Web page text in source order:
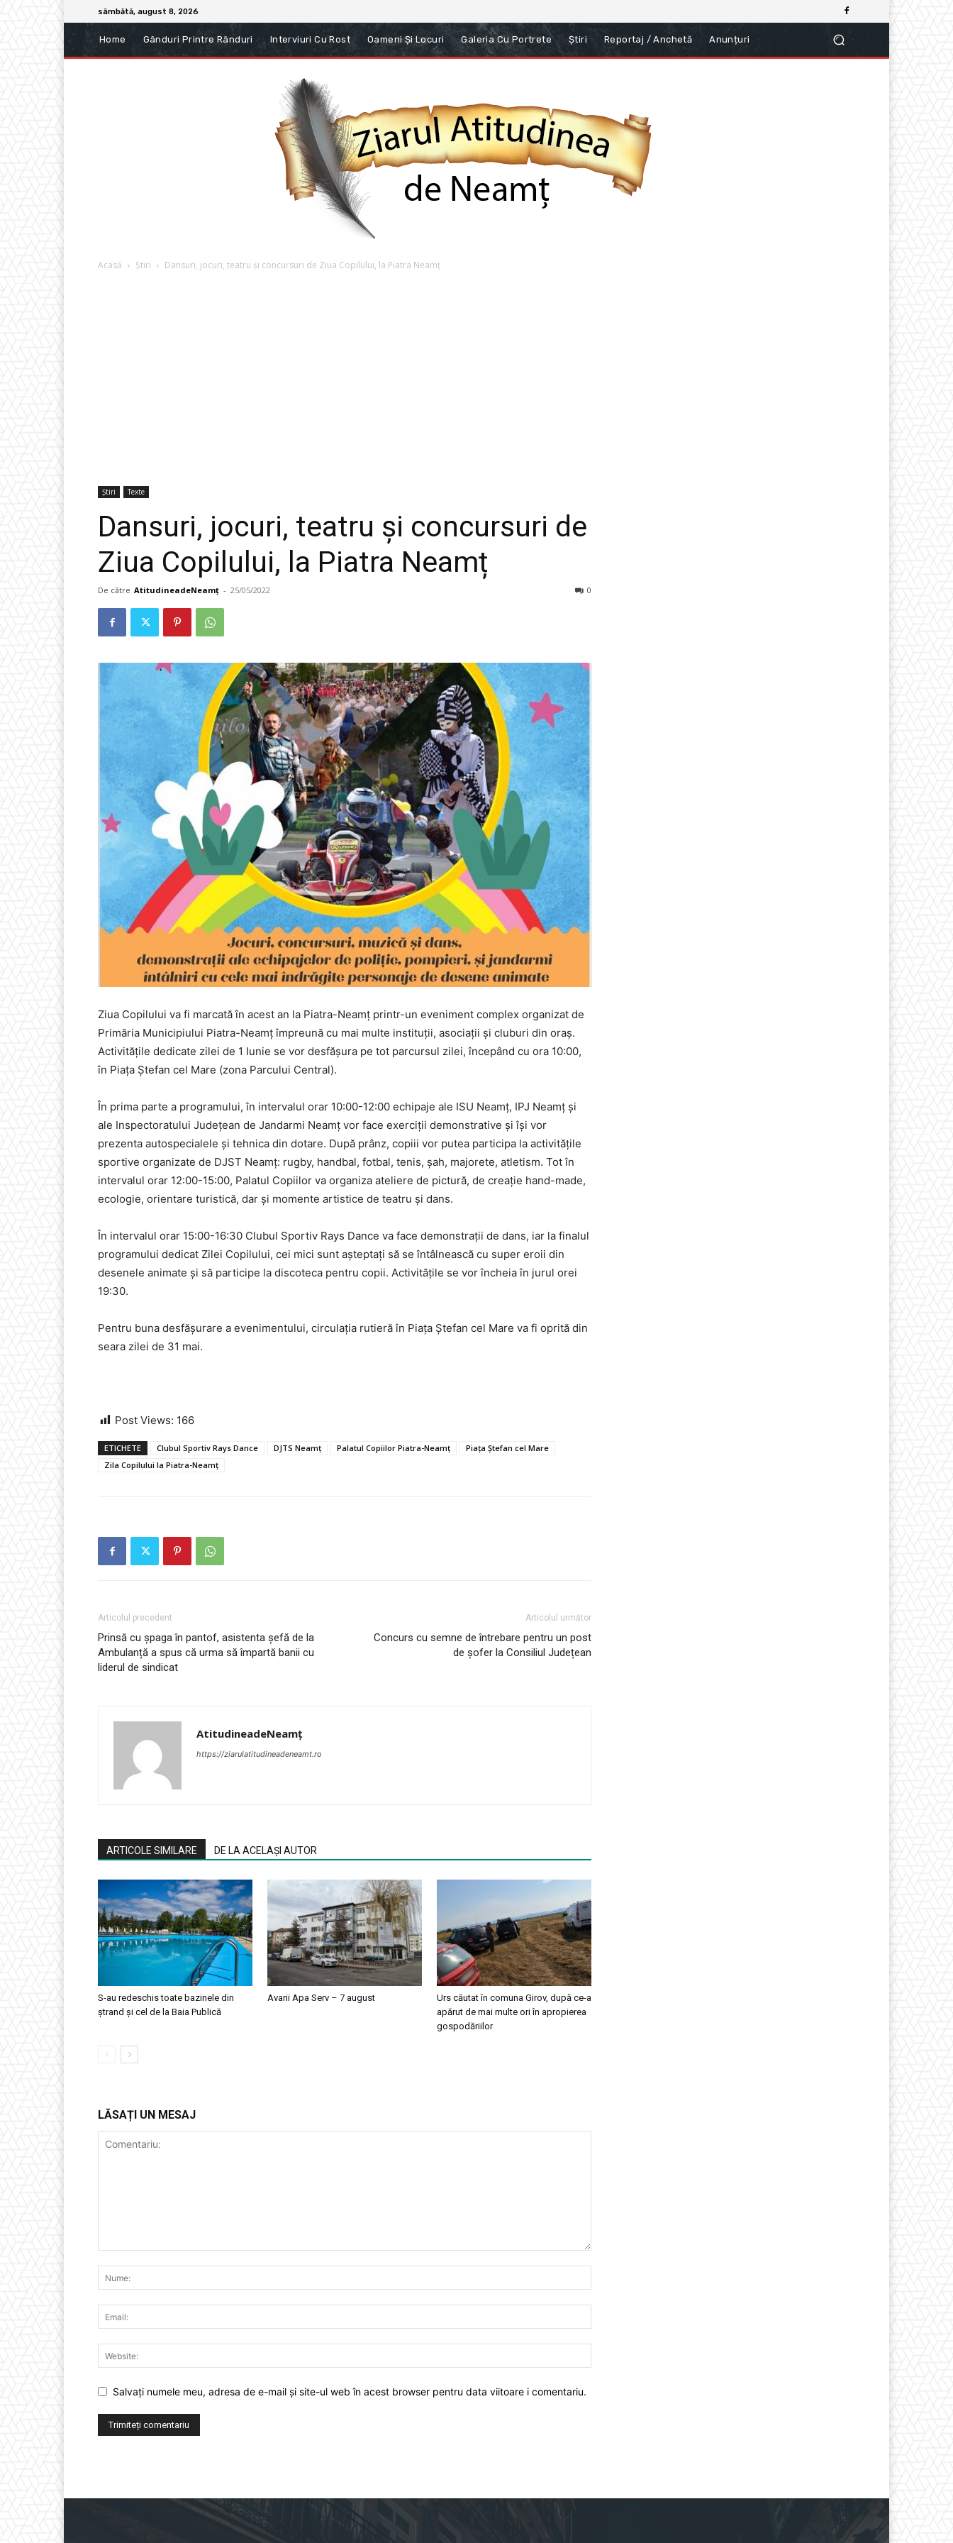
sâmbătă, august 8, 2026
Home Gânduri Printre Rânduri Interviuri Cu Rost Oameni Și Locuri Galeria Cu Portrete Știri Reportaj / Anchetă Anunțuri
Acasă Știri Dansuri, jocuri, teatru și concursuri de Ziua Copilului, la Piatra Neamț
Știri Texte
Dansuri, jocuri, teatru și concursuri de
Ziua Copilului, la Piatra Neamț
De către AtitudineadeNeamț - 25/05/2022 0
Ziua Copilului va fi marcată în acest an la Piatra-Neamț printr-un eveniment complex organizat de
Primăria Municipiului Piatra-Neamț împreună cu mai multe instituții, asociații și cluburi din oraș.
Activitățile dedicate zilei de 1 Iunie se vor desfășura pe tot parcursul zilei, începând cu ora 10:00,
în Piața Ștefan cel Mare (zona Parcului Central).
În prima parte a programului, în intervalul orar 10:00-12:00 echipaje ale ISU Neamț, IPJ Neamț și
ale Inspectoratului Județean de Jandarmi Neamț vor face exerciții demonstrative și își vor
prezenta autospecialele și tehnica din dotare. După prânz, copiii vor putea participa la activitățile
sportive organizate de DJST Neamț: rugby, handbal, fotbal, tenis, șah, majorete, atletism. Tot în
intervalul orar 12:00-15:00, Palatul Copiilor va organiza ateliere de pictură, de creație hand-made,
ecologie, orientare turistică, dar și momente artistice de teatru și dans.
În intervalul orar 15:00-16:30 Clubul Sportiv Rays Dance va face demonstrații de dans, iar la finalul
programului dedicat Zilei Copilului, cei mici sunt așteptați să se întâlnească cu super eroii din
desenele animate și să participe la discoteca pentru copii. Activitățile se vor încheia în jurul orei
19:30.
Pentru buna desfășurare a evenimentului, circulația rutieră în Piața Ștefan cel Mare va fi oprită din
seara zilei de 31 mai.
Post Views: 166
ETICHETE Clubul Sportiv Rays Dance DJTS Neamț Palatul Copiilor Piatra-Neamț
Piața Ștefan cel Mare
Zila Copilului la Piatra-Neamț
Articolul precedent
Prinsă cu șpaga în pantof, asistenta șefă de la
Ambulanță a spus că urma să împartă banii cu
liderul de sindicat
Articolul următor
Concurs cu semne de întrebare pentru un post
de șofer la Consiliul Județean
AtitudineadeNeamț
https://ziarulatitudineadeneamt.ro
ARTICOLE SIMILARE DE LA ACELAȘI AUTOR
S-au redeschis toate bazinele din
ștrand și cel de la Baia Publică
Avarii Apa Serv – 7 august
Urs căutat în comuna Girov, după ce-a
apărut de mai multe ori în apropierea
gospodăriilor
LĂSAȚI UN MESAJ
Salvați numele meu, adresa de e-mail și site-ul web în acest browser pentru data viitoare i comentariu.